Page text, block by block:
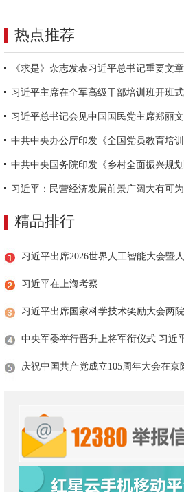
热点推荐
习近平总书记会见中国国民党主席郑丽文
精品排行
习近平在上海考察